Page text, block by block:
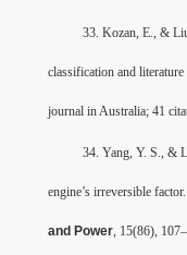
33. Kozan, E., &
classification and literature
journal in Australia; 41
34. Yang, Y. S., &
engine’s irreversible factor.
and Power , 15(86),